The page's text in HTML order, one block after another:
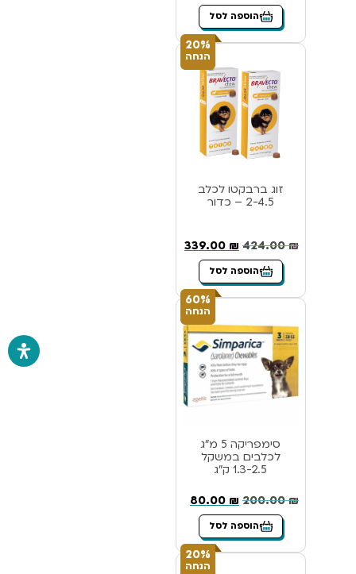
הוספה לסל
20%
הנחה
זוג ברבקטו לכלב
2-4.5 – כדור
424.00₪
339.00 ₪
הוספה לסל
60%
הנחה
סימפריקה 5 מ”ג
לכלבים במשקל
1.3-2.5 ק”ג
200.00₪
80.00 ₪
הוספה לסל
20%
הנחה